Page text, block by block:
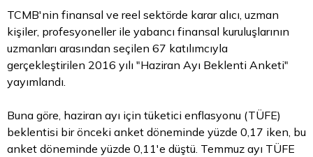
TCMB'nin finansal ve reel sektörde karar alıcı, uzman
kişiler, profesyoneller ile yabancı finansal kuruluşlarının
uzmanları arasından seçilen 67 katılımcıyla
gerçekleştirilen 2016 yılı "Haziran Ayı Beklenti Anketi"
yayımlandı.
Buna göre, haziran ayı için tüketici enflasyonu (TÜFE)
beklentisi bir önceki anket döneminde yüzde 0,17 iken, bu
anket döneminde yüzde 0,11'e düştü. Temmuz ayı TÜFE